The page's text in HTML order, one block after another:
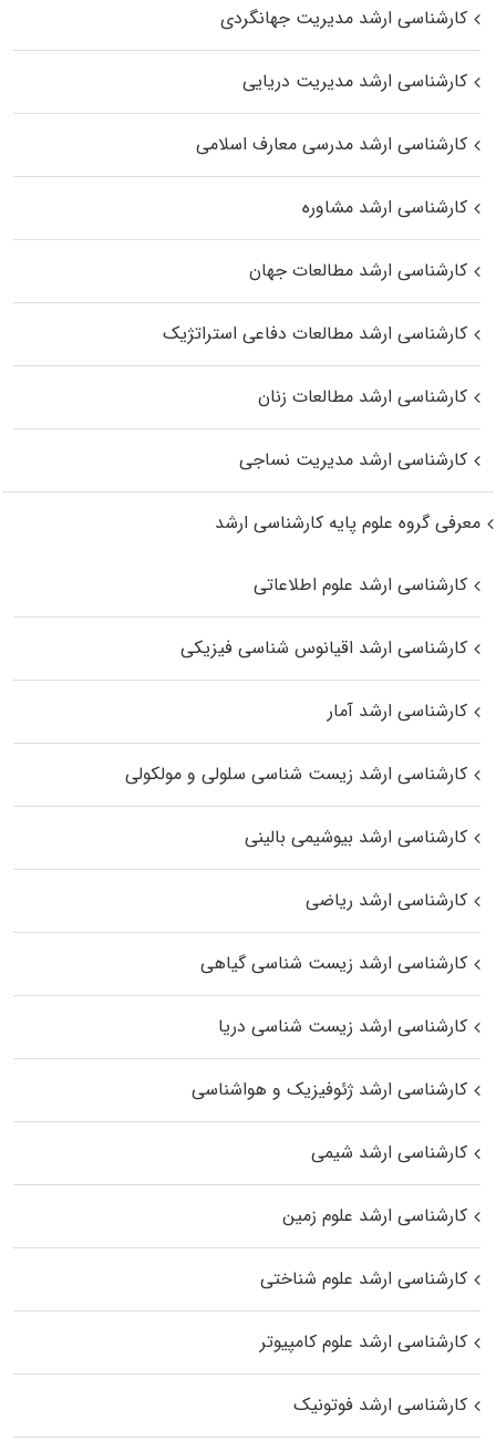
کارشناسی ارشد مدیریت جهانگردی
کارشناسی ارشد مدیریت دریایی
کارشناسی ارشد مدرسی معارف اسلامی
کارشناسی ارشد مشاوره
کارشناسی ارشد مطالعات جهان
کارشناسی ارشد مطالعات دفاعی استراتژیک
کارشناسی ارشد مطالعات زنان
کارشناسی ارشد مدیریت نساجی
معرفی گروه علوم پایه کارشناسی ارشد
کارشناسی ارشد علوم اطلاعاتی
کارشناسی ارشد اقیانوس‌ شناسی فیزیکی
کارشناسی ارشد آمار
کارشناسی ارشد زیست شناسی سلولی و مولکولی
کارشناسی ارشد بیوشیمی بالینی
کارشناسی ارشد ریاضی
کارشناسی ارشد زیست‌ شناسی گیاهی
کارشناسی ارشد زیست‌ شناسی دریا
کارشناسی ارشد ژئوفیزیک و هواشناسی
کارشناسی ارشد شیمی
کارشناسی ارشد علوم زمین
کارشناسی ارشد علوم شناختی
کارشناسی ارشد علوم کامپیوتر
کارشناسی ارشد فوتونیک